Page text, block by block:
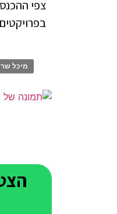
צפי
מיכל